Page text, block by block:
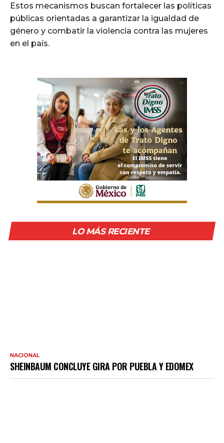
Estos mecanismos buscan fortalecer las políticas
públicas orientadas a garantizar la igualdad de
género y combatir la violencia contra las mujeres
en el país.
LO MÁS RECIENTE
NACIONAL
SHEINBAUM CONCLUYE GIRA POR PUEBLA Y EDOMEX